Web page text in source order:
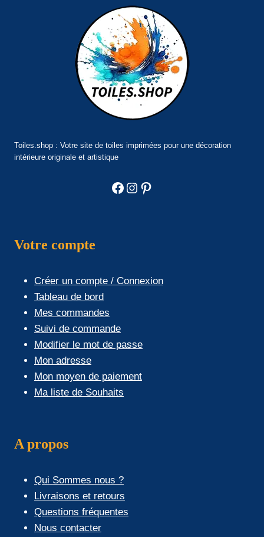
Toiles.shop : Votre site de toiles imprimées pour une décoration
intérieure originale et artistique
Facebook
Instagram
Pinterest
Votre compte
Créer un compte / Connexion
Tableau de bord
Mes commandes
Suivi de commande
Modifier le mot de passe
Mon adresse
Mon moyen de paiement
Ma liste de Souhaits
A propos
Qui Sommes nous ?
Livraisons et retours
Questions fréquentes
Nous contacter